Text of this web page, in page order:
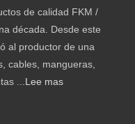
de calidad FKM /
década. Desde este
al productor de una
cables, mangueras,
... Lee mas